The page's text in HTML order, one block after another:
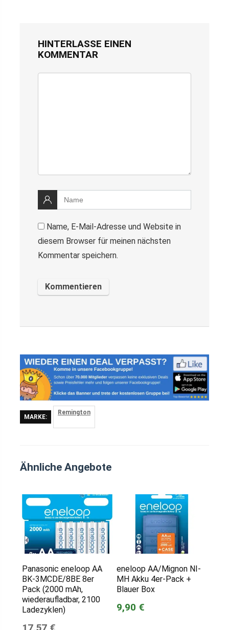
HINTERLASSE EINEN
KOMMENTAR
Name, E-Mail-Adresse und Website in
diesem Browser für meinen nächsten
Kommentar speichern.
MARKE:
Remington
Ähnliche Angebote
Panasonic eneloop AA
BK-3MCDE/8BE 8er
Pack (2000 mAh,
wiederaufladbar, 2100
Ladezyklen)
eneloop AA/Mignon NI-
MH Akku 4er-Pack +
Blauer Box
9,90 €